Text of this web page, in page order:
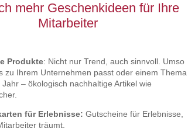
mehr Geschenkideen für Ihre
Mitarbeiter
Produkte: Nicht nur Trend, auch sinnvoll. Umso
zu Ihrem Unternehmen passt oder einem Thema
– ökologisch nachhaltige Artikel wie
für Erlebnisse: Gutscheine für Erlebnisse,
träumt.